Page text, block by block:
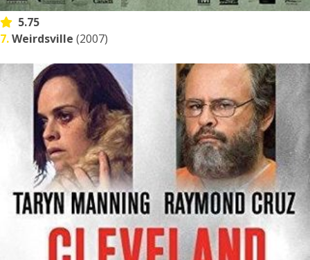
5.75
7.Weirdsville (2007)